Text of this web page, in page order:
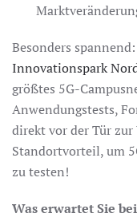
Besonders
Innovationspark
größtes 5G-
Anwendungstests,
direkt vor der Tür zur
Standortvorteil, um
zu testen!
Was erwartet Sie